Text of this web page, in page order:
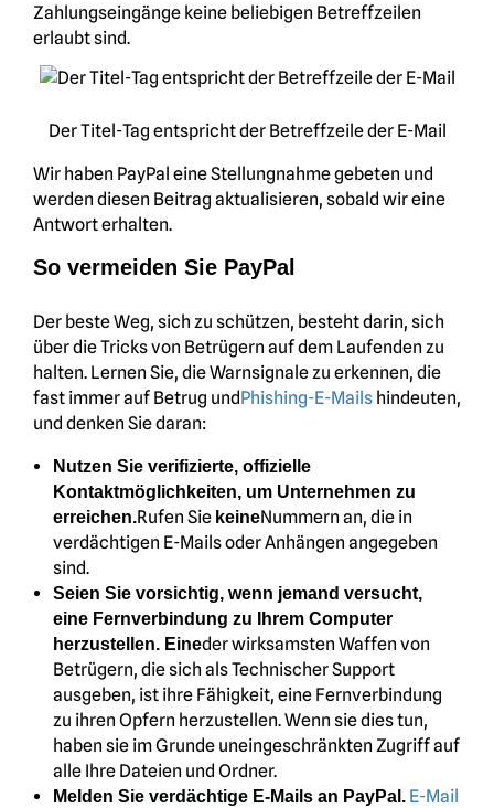
Zahlungseingänge keine beliebigen Betreffzeilen
erlaubt sind.
Der Titel-Tag entspricht der Betreffzeile der E-Mail
Wir haben PayPal eine Stellungnahme gebeten und
werden diesen Beitrag aktualisieren, sobald wir eine
Antwort erhalten.
So vermeiden Sie PayPal
Der beste Weg, sich zu schützen, besteht darin, sich
über die Tricks von Betrügern auf dem Laufenden zu
halten. Lernen Sie, die Warnsignale zu erkennen, die
fast immer auf Betrug undPhishing-E-Mails hindeuten,
und denken Sie daran:
Nutzen Sie verifizierte, offizielle
Kontaktmöglichkeiten, um Unternehmen zu
erreichen.Rufen Sie keineNummern an, die in
verdächtigen E-Mails oder Anhängen angegeben
sind.
Seien Sie vorsichtig, wenn jemand versucht,
eine Fernverbindung zu Ihrem Computer
herzustellen. Eineder wirksamsten Waffen von
Betrügern, die sich als Technischer Support
ausgeben, ist ihre Fähigkeit, eine Fernverbindung
zu ihren Opfern herzustellen. Wenn sie dies tun,
haben sie im Grunde uneingeschränkten Zugriff auf
alle Ihre Dateien und Ordner.
Melden Sie verdächtige E-Mails an PayPal. E-Mail